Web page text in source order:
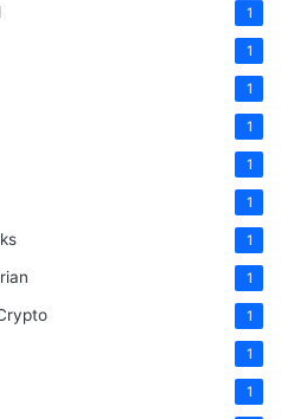
1
1
1
1
1
1
1
1
1
1
1